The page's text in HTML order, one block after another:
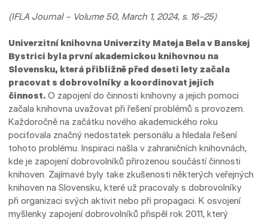
(IFLA Journal – Volume 50, March 1, 2024, s. 16–25)
Univerzitní knihovna Univerzity Mateja Bela v Banskej
Bystrici byla první akademickou knihovnou na
Slovensku, která přibližně před deseti lety začala
pracovat s dobrovolníky a koordinovat jejich
činnost. O zapojení do činnosti knihovny a jejich pomoci
začala knihovna uvažovat při řešení problémů s provozem.
Každoročně na začátku nového akademického roku
pociťovala značný nedostatek personálu a hledala řešení
tohoto problému. Inspiraci našla v zahraničních knihovnách,
kde je zapojení dobrovolníků přirozenou součástí činnosti
knihoven. Zajímavé byly take zkušenosti některých veřejných
knihoven na Slovensku, které už pracovaly s dobrovolníky
při organizaci svých aktivit nebo při propagaci. K osvojení
myšlenky zapojení dobrovolníků přispěl rok 2011, který